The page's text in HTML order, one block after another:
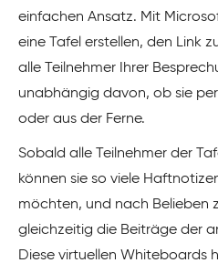
einfachen Ansatz. Mit
eine Tafel erstellen, den Link
alle Teilnehmer Ihrer
unabhängig davon, ob sie
oder aus der Ferne.
Sobald alle Teilnehmer der
können sie so viele
möchten, und nach Belieben
gleichzeitig die Beiträge der
Diese virtuellen Whiteboards